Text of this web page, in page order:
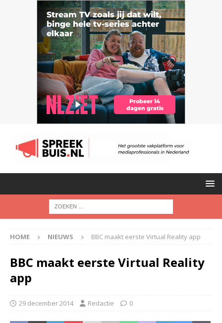
HOME NIEUWS BBC maakt eerste Virtual Reality app
BBC maakt eerste Virtual Reality
app
29 december 2014 Redactie 0